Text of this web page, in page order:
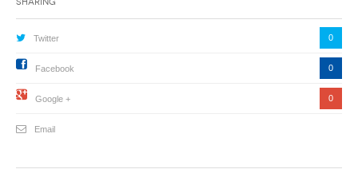
Twitter 0
Facebook 0
Google + 0
Email